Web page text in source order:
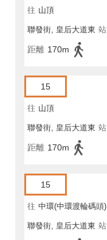
往 山頂
聯發街, 皇后大道東 站
距離 170m
15
往 山頂
聯發街, 皇后大道東 站
距離 170m
15
往 中環(中環渡輪碼頭)
聯發街, 皇后大道東 站